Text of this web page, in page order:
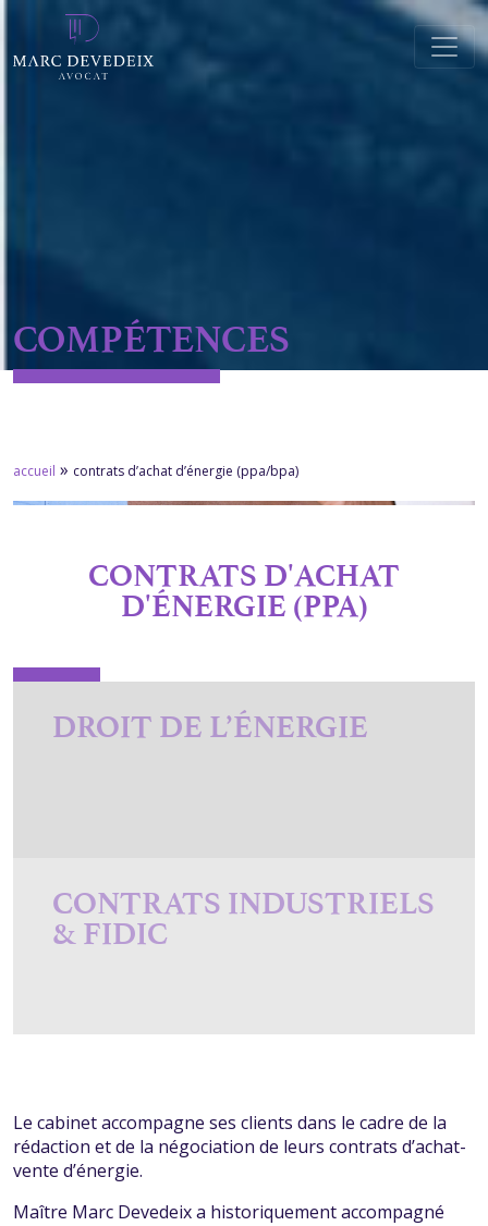
Skip to main content
COMPÉTENCES
accueil » contrats d’achat d’énergie (ppa/bpa)
CONTRATS D'ACHAT
D'ÉNERGIE (PPA)
DROIT DE L’ÉNERGIE
CONTRATS INDUSTRIELS
& FIDIC
Le cabinet accompagne ses clients dans le cadre de la
rédaction et de la négociation de leurs contrats d’achat-
vente d’énergie.
Maître Marc Devedeix a historiquement accompagné